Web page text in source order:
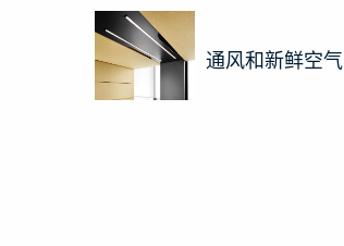
通风和新鲜空气